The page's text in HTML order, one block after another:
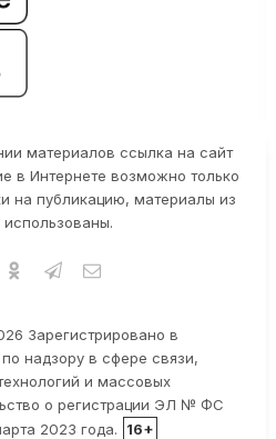
материалов ссылка на сайт
в Интернете возможно только
на публикацию, материалы из
использованы.
Зарегистрировано в
надзору в сфере связи,
и массовых
о регистрации ЭЛ № ФС
2023 года.
16+